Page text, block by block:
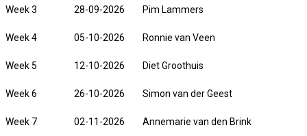
Week 3 28-09-2026 Pim Lammers
Week 4 05-10-2026 Ronnie van Veen
Week 5 12-10-2026 Diet Groothuis
Week 6 26-10-2026 Simon van der Geest
Week 7 02-11-2026 Annemarie van den Brink